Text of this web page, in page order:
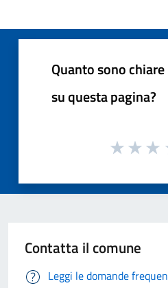
Quanto sono
su questa pagina?
Contatta il comune
Leggi le domande